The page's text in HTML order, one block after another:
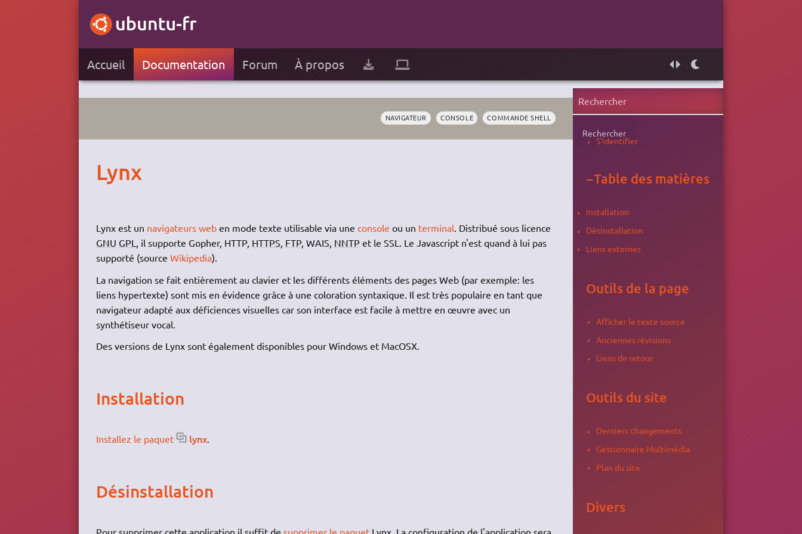
Accueil Documentation Forum À propos
NAVIGATEUR CONSOLE COMMANDE SHELL
Lynx
Lynx est un navigateurs weben mode texte utilisable via une console ou un terminal. Distribué sous licence
GNU GPL , il supporte Gopher, HTTP, HTTPS, FTP, WAIS, NNTPet le SSL. Le Javascript n'est quand à lui pas
supporté (source Wikipedia).
La navigation se fait entièrement au clavier et les différents éléments des pages Web (par exemple: les
liens hypertexte) sont mis en évidence grâce à une coloration syntaxique. Il est très populaire en tant que
navigateur adapté aux déficiences visuelles car son interface est facile à mettre en œuvre avec un
synthétiseur vocal.
Des versions de Lynx sont également disponibles pour Windows et MacOSX.
Installation
Installez le paquet lynx
Désinstallation
Pour supprimer cette application il suffit de supprimer le paquet Lynx. La configuration de l'application sera
Rechercher
S'identifier
−Table des matières
Installation
Désinstallation
Liens externes
Outils de la page
Afficher le texte source
Anciennes révisions
Liens de retour
Outils du site
Derniers changements
Gestionnaire Multimédia
Plan du site
Divers